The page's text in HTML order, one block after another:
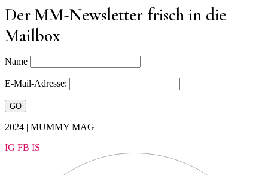
Der MM-Newsletter frisch in die
Mailbox
Name
E-Mail-Adresse:
2024 | MUMMY MAG
IG FB IS